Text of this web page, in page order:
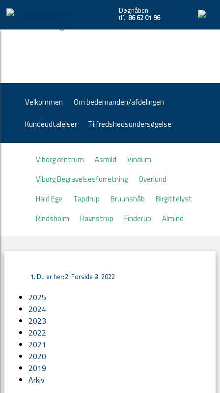
Døgnåben
tlf.:86 62 01 96
Velkommen
Om bedemanden/afdelingen
Kundeudtalelser
Tilfredshedsundersøgelse
Viborg centrum Asmild
Vindum
Viborg Begravelsesforretning
Overlund
Hald Ege
Tapdrup Bruunshåb
Birgittelyst
Rindsholm
Ravnstrup Finderup Almind
Du er her: Forside - 2022
2025
2024
2023
2022
2021
2020
2019
Arkiv